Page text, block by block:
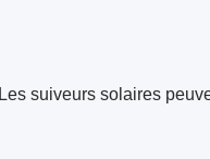
Les suiveurs solaires